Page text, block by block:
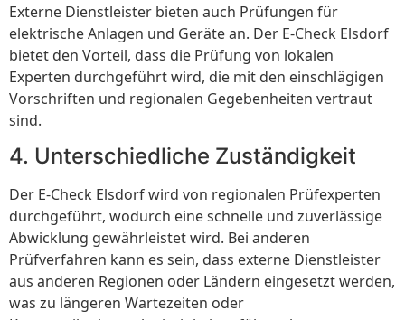
Externe Dienstleister bieten auch Prüfungen für
elektrische Anlagen und Geräte an. Der E-Check Elsdorf
bietet den Vorteil, dass die Prüfung von lokalen
Experten durchgeführt wird, die mit den einschlägigen
Vorschriften und regionalen Gegebenheiten vertraut
sind.
4. Unterschiedliche Zuständigkeit
Der E-Check Elsdorf wird von regionalen Prüfexperten
durchgeführt, wodurch eine schnelle und zuverlässige
Abwicklung gewährleistet wird. Bei anderen
Prüfverfahren kann es sein, dass externe Dienstleister
aus anderen Regionen oder Ländern eingesetzt werden,
was zu längeren Wartezeiten oder